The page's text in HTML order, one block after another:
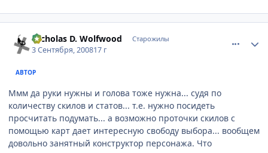
Nicholas D. Wolfwood Старожилы
3 Сентября, 200817 г
АВТОР
Ммм да руки нужны и голова тоже нужна... судя по
количеству скилов и статов... т.е. нужно посидеть
просчитать подумать... а возможно проточки скилов с
помощью карт дает интересную свободу выбора... вообщем
довольно занятный конструктор персонажа. Что